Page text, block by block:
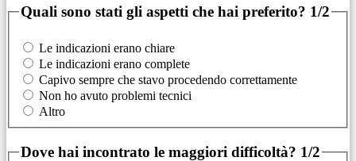
Quali sono stati gli aspetti che hai preferito? 1/2
Le indicazioni erano chiare
Le indicazioni erano complete
Capivo sempre che stavo procedendo correttamente
Non ho avuto problemi tecnici
Altro
Dove hai incontrato le maggiori difficoltà? 1/2